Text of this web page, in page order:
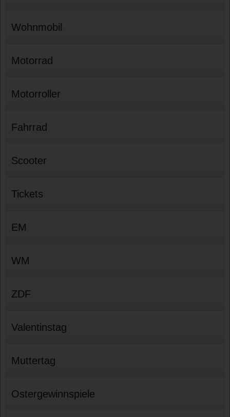
Wohnmobil
Motorrad
Motorroller
Fahrrad
Scooter
Tickets
EM
WM
ZDF
Valentinstag
Muttertag
Ostergewinnspiele